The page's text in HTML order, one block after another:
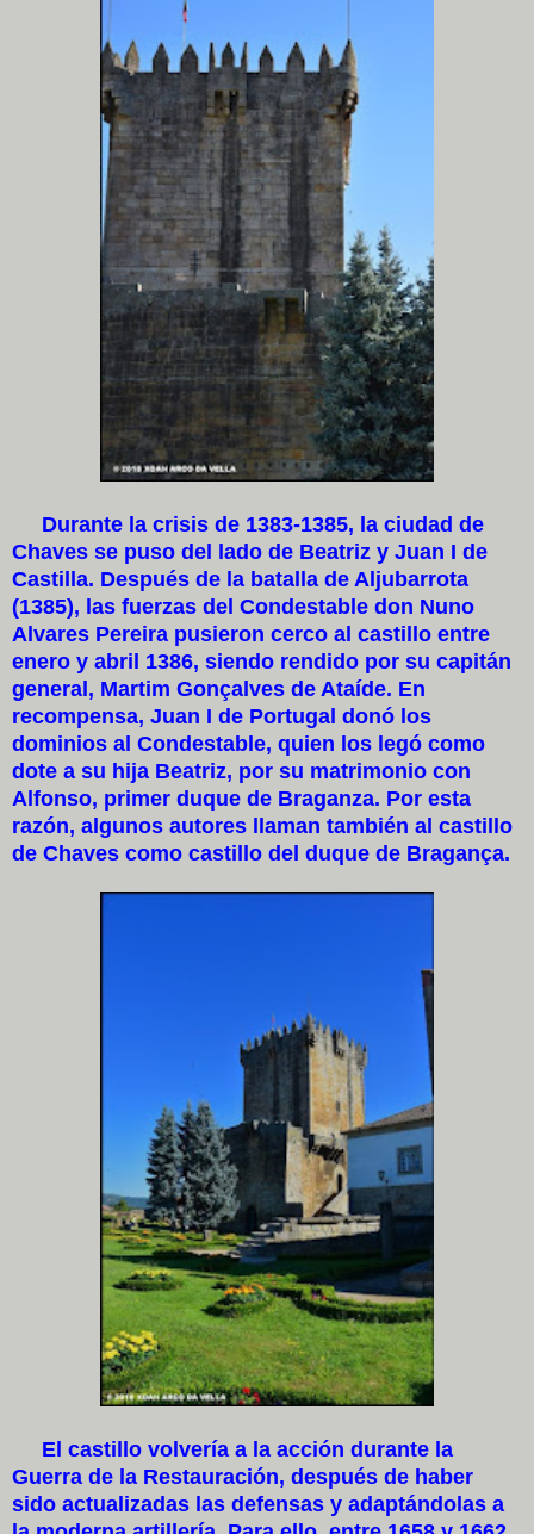
Durante la crisis de 1383-1385, la ciudad de
Chaves se puso del lado de Beatriz y Juan I de
Castilla. Después de la batalla de Aljubarrota
(1385), las fuerzas del Condestable don Nuno
Alvares Pereira pusieron cerco al castillo entre
enero y abril 1386, siendo rendido por su capitán
general, Martim Gonçalves de Ataíde. En
recompensa, Juan I de Portugal donó los
dominios al Condestable, quien los legó como
dote a su hija Beatriz, por su matrimonio con
Alfonso, primer duque de Braganza. Por esta
razón, algunos autores llaman también al castillo
de Chaves como castillo del duque de Bragança.
El castillo volvería a la acción durante la
Guerra de la Restauración, después de haber
sido actualizadas las defensas y adaptándolas a